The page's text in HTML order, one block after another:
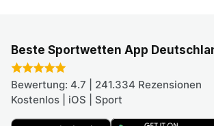
Beste Sportwetten App
Bewertung: 4.7 | 241.334 Rezensionen
Kostenlos | iOS | Sport